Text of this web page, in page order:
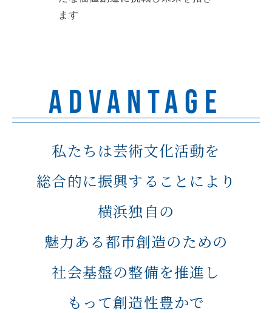
ます
ADVANTAGE
私たちは芸術文化活動を
総合的に振興することにより
横浜独自の
魅力ある都市創造のための
社会基盤の整備を推進し
もって創造性豊かで